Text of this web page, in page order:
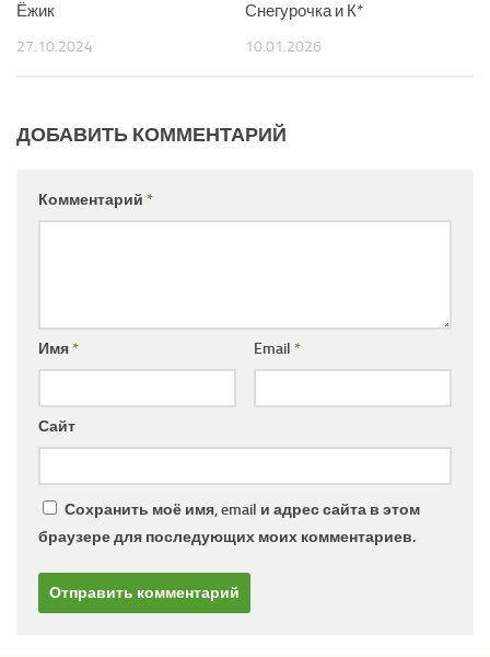
Ёжик
27.10.2024
Снегурочка и К*
10.01.2026
ДОБАВИТЬ КОММЕНТАРИЙ
Комментарий *
Имя* Email *
Сайт
Сохранить моё имя, email и адрес сайта в этом
браузере для последующих моих комментариев.